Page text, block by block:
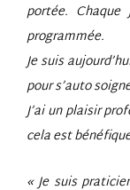
portée.
programmée.
Je suis
pour s’auto
J’ai un plaisir
cela est
« Je suis